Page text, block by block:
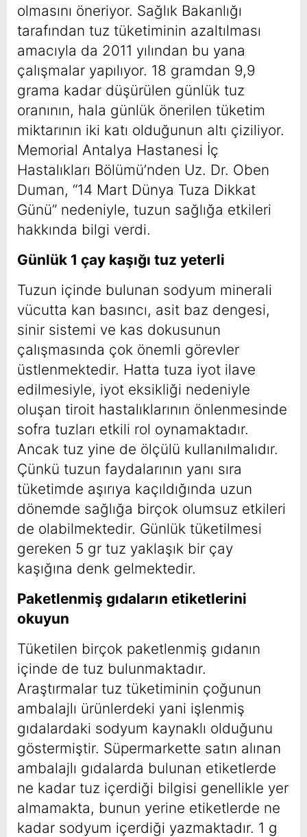
olmasını öneriyor. Sağlık Bakanlığı
tarafından tuz tüketiminin azaltılması
amacıyla da 2011 yılından bu yana
çalışmalar yapılıyor. 18 gramdan 9,9
grama kadar düşürülen günlük tuz
oranının, hala günlük önerilen tüketim
miktarının iki katı olduğunun altı çiziliyor.
Memorial Antalya Hastanesi İç
Hastalıkları Bölümü’nden Uz. Dr. Oben
Duman, “14 Mart Dünya Tuza Dikkat
Günü” nedeniyle, tuzun sağlığa etkileri
hakkında bilgi verdi.
Günlük 1 çay kaşığı tuz yeterli
Tuzun içinde bulunan sodyum minerali
vücutta kan basıncı, asit baz dengesi,
sinir sistemi ve kas dokusunun
çalışmasında çok önemli görevler
üstlenmektedir. Hatta tuza iyot ilave
edilmesiyle, iyot eksikliği nedeniyle
oluşan tiroit hastalıklarının önlenmesinde
sofra tuzları etkili rol oynamaktadır.
Ancak tuz yine de ölçülü kullanılmalıdır.
Çünkü tuzun faydalarının yanı sıra
tüketimde aşırıya kaçıldığında uzun
dönemde sağlığa birçok olumsuz etkileri
de olabilmektedir. Günlük tüketilmesi
gereken 5 gr tuz yaklaşık bir çay
kaşığına denk gelmektedir.
Paketlenmiş gıdaların etiketlerini
okuyun
Tüketilen birçok paketlenmiş gıdanın
içinde de tuz bulunmaktadır.
Araştırmalar tuz tüketiminin çoğunun
ambalajlı ürünlerdeki yani işlenmiş
gıdalardaki sodyum kaynaklı olduğunu
göstermiştir. Süpermarkette satın alınan
ambalajlı gıdalarda bulunan etiketlerde
ne kadar tuz içerdiği bilgisi genellikle yer
almamakta, bunun yerine etiketlerde ne
kadar sodyum içerdiği yazmaktadır. 1 g